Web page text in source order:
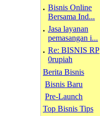
. Bisnis Online
Bersama Ind...
. Jasa layanan
pemasangan i...
. Re: BISNIS RP
0rupiah
Berita Bisnis
Bisnis Baru
Pre-Launch
Top Bisnis Tips